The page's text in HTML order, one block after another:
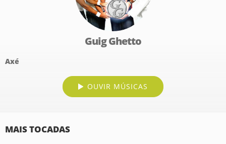
Guig Ghetto
Axé
OUVIR MÚSICAS
MAIS TOCADAS